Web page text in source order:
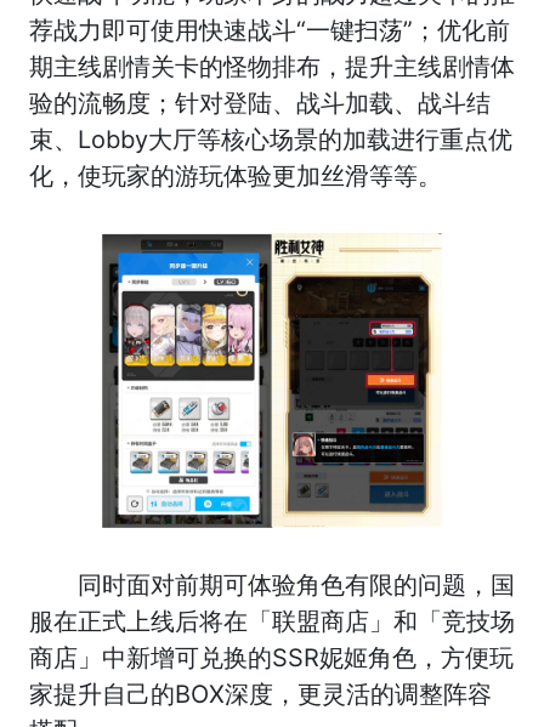
荐战力即可使用快速战斗“一键扫荡”；优化前
期主线剧情关卡的怪物排布，提升主线剧情体
验的流畅度；针对登陆、战斗加载、战斗结
束、Lobby大厅等核心场景的加载进行重点优
化，使玩家的游玩体验更加丝滑等等。
同时面对前期可体验角色有限的问题，国
服在正式上线后将在「联盟商店」和「竞技场
商店」中新增可兑换的SSR妮姬角色，方便玩
家提升自己的BOX深度，更灵活的调整阵容